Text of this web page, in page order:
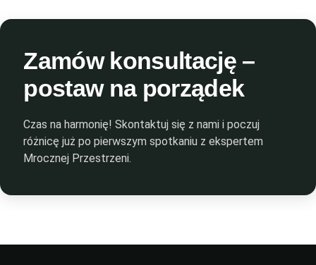
Zamów konsultację –
postaw na porządek
Czas na harmonię! Skontaktuj się z nami i poczuj
różnicę już po pierwszym spotkaniu z ekspertem
Mrocznej Przestrzeni.